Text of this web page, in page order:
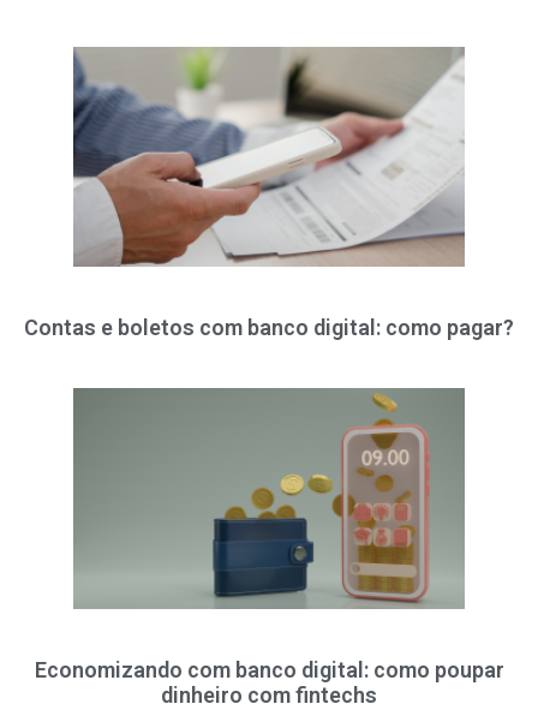
Contas e boletos com banco digital: como pagar?
Economizando com banco digital: como poupar
dinheiro com fintechs